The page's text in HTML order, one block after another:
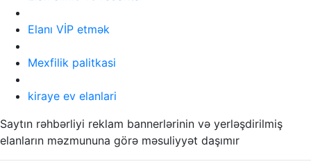
Elanı VİP etmək
Mexfilik palitkasi
kiraye ev elanlari
Saytın rəhbərliyi reklam bannerlərinin və yerləşdirilmiş
elanların məzmununa görə məsuliyyət daşımır